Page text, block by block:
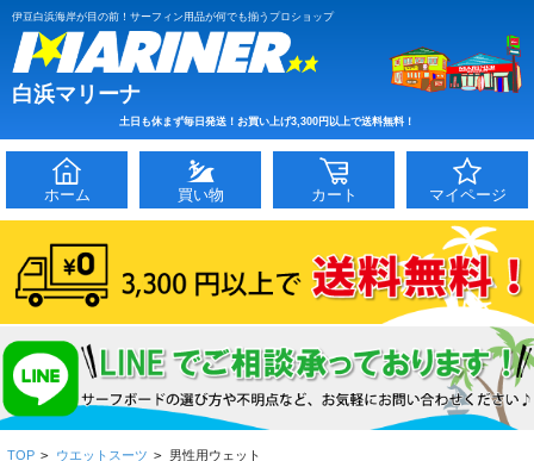
伊豆白浜海岸が目の前！サーフィン用品が何でも揃うプロショップ
白浜マリーナ
土日も休まず毎日発送！お買い上げ3,300円以上で送料無料！
ホーム 買い物 カート マイページ
TOP > ウエットスーツ > 男性用ウェット